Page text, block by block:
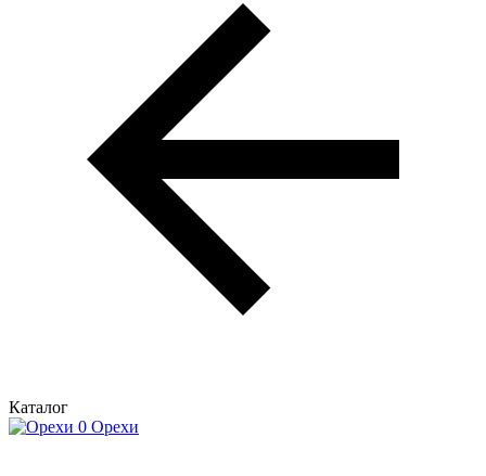
Каталог
Орехи